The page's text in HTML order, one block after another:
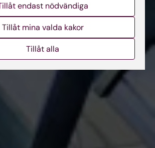
endast nödvändiga
Tillåt mina valda kakor
Tillåt alla